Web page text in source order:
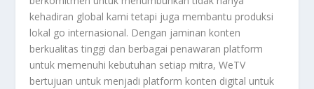
kehadiran global kami tetapi juga membantu produksi
lokal go internasional. Dengan jaminan konten
berkualitas tinggi dan berbagai penawaran platform
untuk memenuhi kebutuhan setiap mitra, WeTV
bertujuan untuk menjadi platform konten digital untuk